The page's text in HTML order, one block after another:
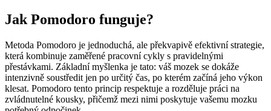
Jak Pomodoro funguje?
Metoda Pomodoro je jednoduchá, ale překvapivě efektivní strategie,
která kombinuje zaměřené pracovní cykly s pravidelnými
přestávkami. Základní myšlenka je tato: váš mozek se dokáže
intenzivně soustředit jen po určitý čas, po kterém začíná jeho výkon
klesat. Pomodoro tento princip respektuje a rozděluje práci na
zvládnutelné kousky, přičemž mezi nimi poskytuje vašemu mozku